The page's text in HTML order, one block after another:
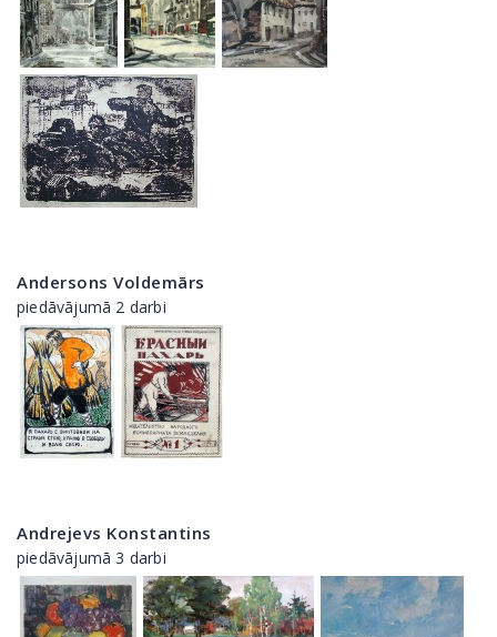
Andersons Voldemārs
piedāvājumā 2 darbi
Andrejevs Konstantins
piedāvājumā 3 darbi